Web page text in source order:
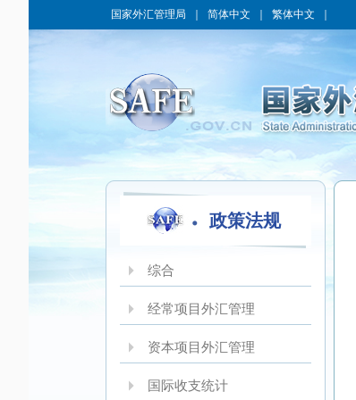
国家外汇管理局 简体中文 繁体中文
政策法规
综合
经常项目外汇管理
资本项目外汇管理
国际收支统计